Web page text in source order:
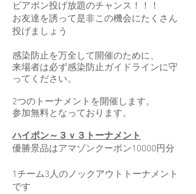
ビアポン投げ放題のチャンス！！！
お友達を誘って是非この機会にたくさん
投げましょう
感染防止を万全して開催のために、
来場者は必ず感染防止ガイドラインに守
ってください。
2つのトーナメントを開催します。
参加無料となっております。
ハイポン～３ｖ３トーナメント
優勝景品はアマゾンクーポン10000円分
1チーム3人のノックアウトトーナメント
です